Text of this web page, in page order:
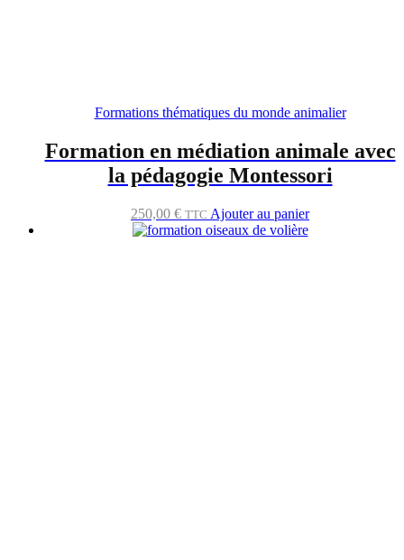
Formations thématiques du monde animalier
Formation en médiation animale avec
la pédagogie Montessori
250,00 € TTC Ajouter au panier